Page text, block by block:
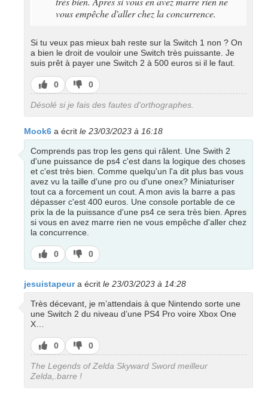
vous empêche d'aller chez la concurrence.
Si tu veux pas mieux bah reste sur la Switch 1 non ? On
a bien le droit de vouloir une Switch très puissante. Je
suis prêt à payer une Switch 2 à 500 euros si il le faut.
J’aime
0
J’aime
pas
0
Désolé si je fais des fautes d'orthographes.
Mook6 a écrit le 23/03/2023 à 16:18
Comprends pas trop les gens qui râlent. Une Swith 2
d'une puissance de ps4 c'est dans la logique des choses
et c'est très bien. Comme quelqu'un l'a dit plus bas vous
avez vu la taille d'une pro ou d'une onex? Miniaturiser
tout ca a forcement un cout. A mon avis la barre a pas
dépasser c'est 400 euros. Une console portable de ce
prix la de la puissance d'une ps4 ce sera très bien. Apres
si vous en avez marre rien ne vous empêche d'aller chez
la concurrence.
J’aime
0
J’aime
pas
0
jesuistapeura écrit le 23/03/2023 à 14:28
Très décevant, je m’attendais à que Nintendo sorte une
une Switch 2 du niveau d’une PS4 Pro voire Xbox One
X…
J’aime
0
J’aime
pas
0
The Legends of Zelda Skyward Sword meilleur
Zelda,.barre !